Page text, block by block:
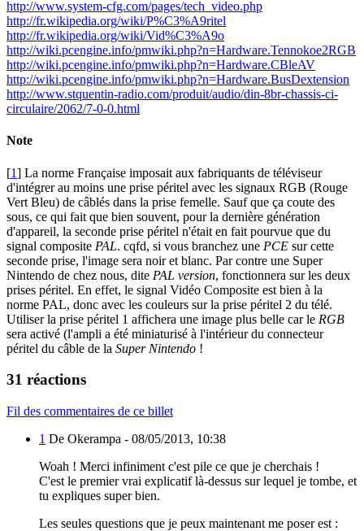
http://www.system-cfg.com/pages/tech_video.php
http://fr.wikipedia.org/wiki/P%C3%A9ritel
http://fr.wikipedia.org/wiki/Vid%C3%A9o
http://wiki.pcengine.info/pmwiki.php?n=Hardware.Tennokoe2RGB
http://wiki.pcengine.info/pmwiki.php?n=Hardware.CBleAV
http://wiki.pcengine.info/pmwiki.php?n=Hardware.BusDextension
http://www.stquentin-radio.com/produit/audio/din-8br-chassis-ci-
circulaire/2062/7-0-0.html
Note
[1] La norme Française imposait aux fabriquants de téléviseur
d'intégrer au moins une prise péritel avec les signaux RGB (Rouge
Vert Bleu) de câblés dans la prise femelle. Sauf que ça coute des
sous, ce qui fait que bien souvent, pour la dernière génération
d'appareil, la seconde prise péritel n'était en fait pourvue que du
signal composite PAL. cqfd, si vous branchez une PCE sur cette
seconde prise, l'image sera noir et blanc. Par contre une Super
Nintendo de chez nous, dite PAL version, fonctionnera sur les deux
prises péritel. En effet, le signal Vidéo Composite est bien à la
norme PAL, donc avec les couleurs sur la prise péritel 2 du télé.
Utiliser la prise péritel 1 affichera une image plus belle car le RGB
sera activé (l'ampli a été miniaturisé à l'intérieur du connecteur
péritel du câble de la Super Nintendo !
31 réactions
Fil des commentaires de ce billet
1 De Okerampa - 08/05/2013, 10:38
Woah ! Merci infiniment c'est pile ce que je cherchais !
C'est le premier vrai explicatif là-dessus sur lequel je tombe, et
tu expliques super bien.
Les seules questions que je peux maintenant me poser est :